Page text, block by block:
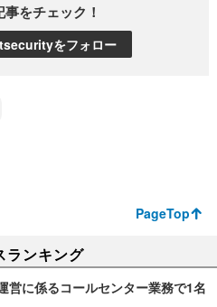
をチェック！
をフォロー
PageTop
ランキング
営に係るコールセンター業務で1名